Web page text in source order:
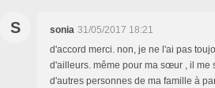
S sonia 31/05/2017 18:21
d'accord merci. non, je ne l'ai pas
d'ailleurs. même pour ma sœur , il me
d'autres personnes de ma famille à